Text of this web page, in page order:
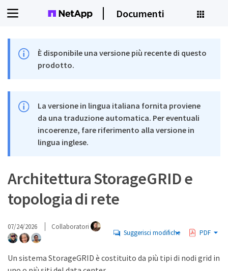
Documenti
È disponibile una versione più recente di questo
prodotto.
La versione in lingua italiana fornita proviene
da una traduzione automatica. Per eventuali
incoerenze, fare riferimento alla versione in
lingua inglese.
Architettura StorageGRID e
topologia di rete
07/24/2026 Collaboratori
Suggerisci modifiche PDF
Un sistema StorageGRID è costituito da più tipi di nodi grid in